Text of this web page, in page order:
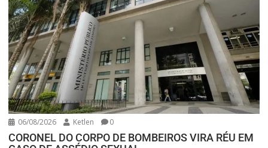
06/08/2026 Ketlen 0
CORONEL DO CORPO DE BOMBEIROS VIRA RÉU EM